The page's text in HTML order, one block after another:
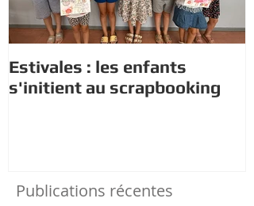
Estivales : les enfants
s'initient au scrapbooking
Publications récentes